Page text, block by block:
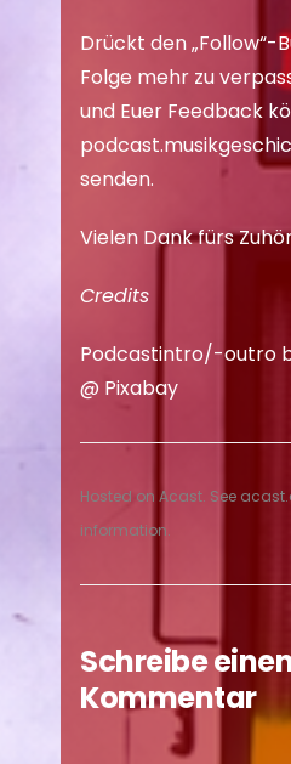
Drückt den „Follow“-
Folge mehr zu
und Euer Feedback
senden.
Vielen Dank fürs
Credits
Podcastintro/-outro
@ Pixabay
Hosted on Acast. See
information.
Schreibe
Kommentar